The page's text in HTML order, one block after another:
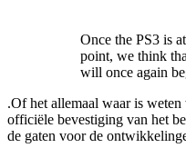
Once the PS3 is
point, we think
will once again
.Of het allemaal waar is
officiële bevestiging van het
de gaten voor de